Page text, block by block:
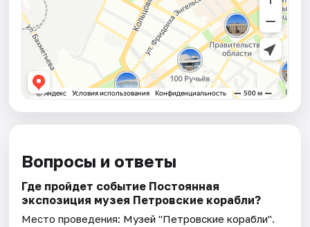
Вопросы и ответы
Где пройдет событие Постоянная
экспозиция музея Петровские корабли?
Место проведения: Музей "Петровские корабли".